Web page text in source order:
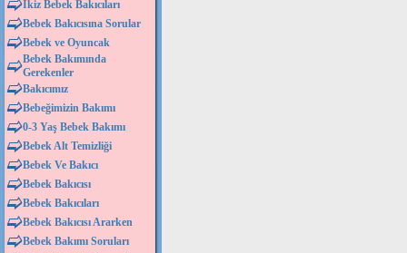
İkiz Bebek Bakıcıları
Bebek Bakıcısına Sorular
Bebek ve Oyuncak
Bebek Bakımında
Gerekenler
Bakıcımız
Bebeğimizin Bakımı
0-3 Yaş Bebek Bakımı
Bebek Alt Temizliği
Bebek Ve Bakıcı
Bebek Bakıcısı
Bebek Bakıcıları
Bebek Bakıcısı Ararken
Bebek Bakımı Soruları